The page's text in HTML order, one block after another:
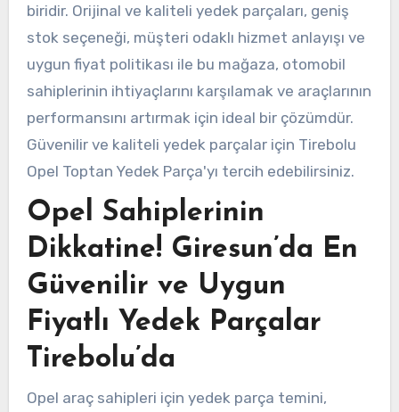
biridir. Orijinal ve kaliteli yedek parçaları, geniş
stok seçeneği, müşteri odaklı hizmet anlayışı ve
uygun fiyat politikası ile bu mağaza, otomobil
sahiplerinin ihtiyaçlarını karşılamak ve araçlarının
performansını artırmak için ideal bir çözümdür.
Güvenilir ve kaliteli yedek parçalar için Tirebolu
Opel Toptan Yedek Parça'yı tercih edebilirsiniz.
Opel Sahiplerinin
Dikkatine! Giresun’da En
Güvenilir ve Uygun
Fiyatlı Yedek Parçalar
Tirebolu’da
Opel araç sahipleri için yedek parça temini,